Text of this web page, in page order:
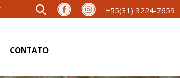
+55(31) 3224-7659
CONTATO